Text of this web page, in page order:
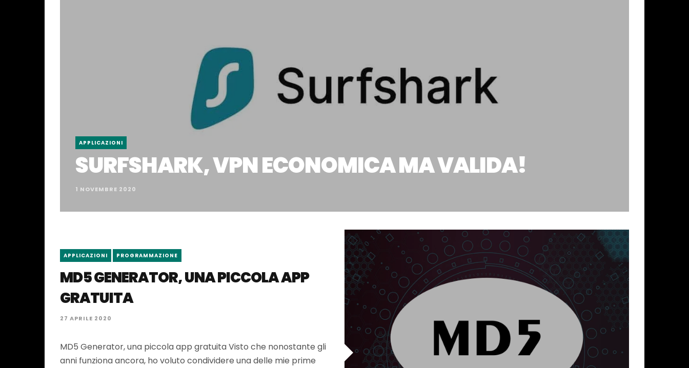
APPLICAZIONI
SURFSHARK, VPN ECONOMICA MA VALIDA!
1 NOVEMBRE 2020
APPLICAZIONI PROGRAMMAZIONE
MD5 GENERATOR, UNA PICCOLA APP
GRATUITA
27 APRILE 2020
MD5 Generator, una piccola app gratuita Visto che nonostante gli
anni funziona ancora, ho voluto condividere una delle mie prime